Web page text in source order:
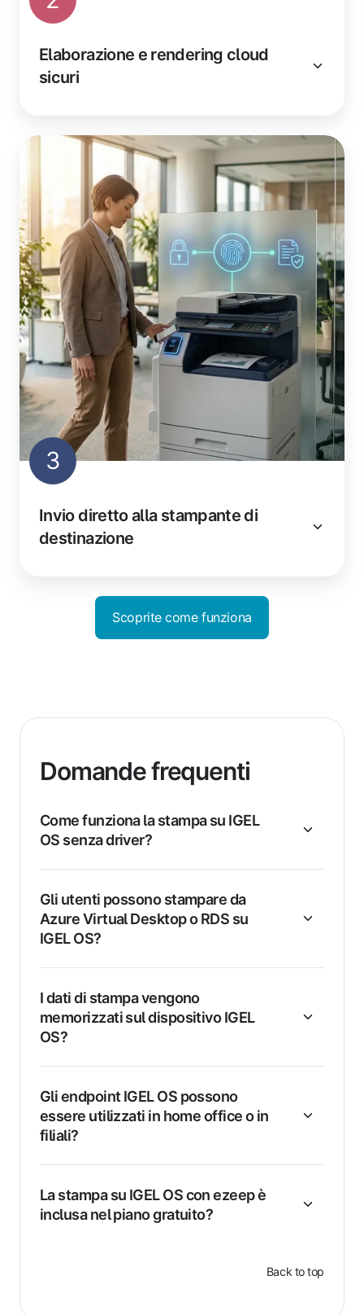
Elaborazione e rendering cloud
sicuri
3
Invio diretto alla stampante di
destinazione
Scoprite come funziona
Domande frequenti
Come funziona la stampa su IGEL
OS senza driver?
Gli utenti possono stampare da
Azure Virtual Desktop o RDS su
IGEL OS?
I dati di stampa vengono
memorizzati sul dispositivo IGEL
OS?
Gli endpoint IGEL OS possono
essere utilizzati in home office o in
filiali?
La stampa su IGEL OS con ezeep è
inclusa nel piano gratuito?
Back to top